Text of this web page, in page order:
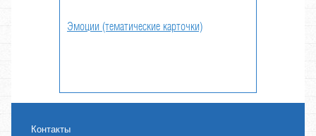
Эмоции (тематические карточки)
Контакты